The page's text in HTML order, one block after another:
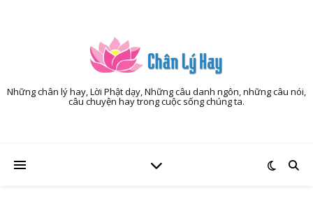
Những chân lý hay, Lời Phật dạy, Những câu danh ngôn, những câu nói,
câu chuyện hay trong cuộc sống chúng ta.